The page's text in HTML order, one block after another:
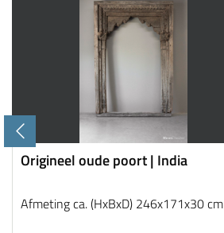
Origineel oude poort | India
Afmeting ca. (HxBxD) 246x171x30 cm